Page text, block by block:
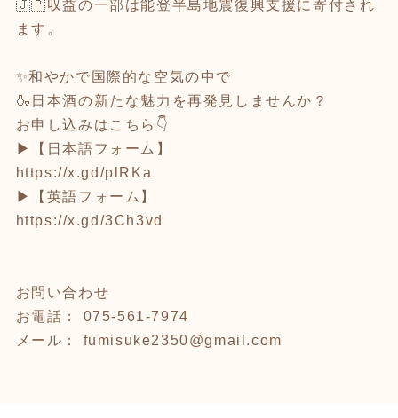
🇯🇵収益の一部は能登半島地震復興支援に寄付され
ます。
✨和やかで国際的な空気の中で
🍶日本酒の新たな魅力を再発見しませんか？
お申し込みはこちら👇
▶【日本語フォーム】
https://x.gd/plRKa
▶【英語フォーム】
https://x.gd/3Ch3vd
お問い合わせ
お電話： 075-561-7974
メール： fumisuke2350@gmail.com